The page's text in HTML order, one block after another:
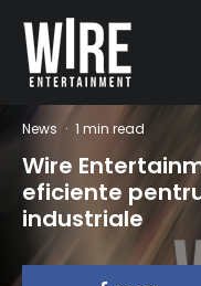
News · 1 min read
Wire
eficiente
industriale